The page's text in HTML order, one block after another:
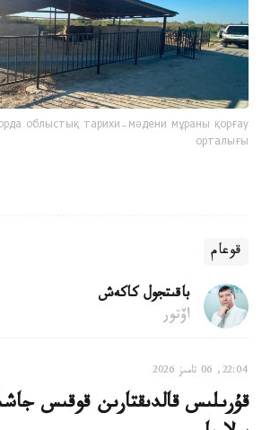
облыстық тарихи-мәдени мұраны қорғау
орталығы
قوعام
باقىتجول كاكەش
اۆتور
22:04, 06 تامىز 2026
قۇرىلىس قالدىقتارىن قوقىس